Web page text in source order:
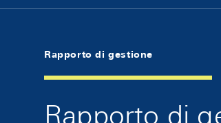
Rapporto di gestione
Rapporto di